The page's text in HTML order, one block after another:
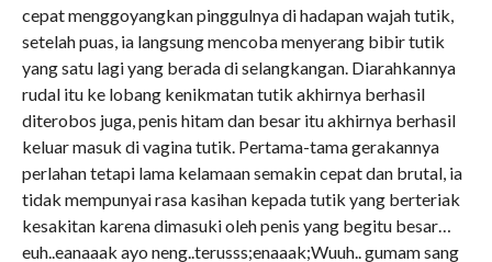
cepat menggoyangkan pinggulnya di hadapan wajah tutik,
setelah puas, ia langsung mencoba menyerang bibir tutik
yang satu lagi yang berada di selangkangan. Diarahkannya
rudal itu ke lobang kenikmatan tutik akhirnya berhasil
diterobos juga, penis hitam dan besar itu akhirnya berhasil
keluar masuk di vagina tutik. Pertama-tama gerakannya
perlahan tetapi lama kelamaan semakin cepat dan brutal, ia
tidak mempunyai rasa kasihan kepada tutik yang berteriak
kesakitan karena dimasuki oleh penis yang begitu besar…
euh..eanaaak ayo neng..terusss;enaaak;Wuuh.. gumam sang